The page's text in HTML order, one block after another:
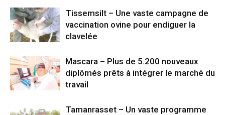
Tissemsilt – Une vaste campagne de
vaccination ovine pour endiguer la
clavelée
Mascara – Plus de 5.200 nouveaux
diplômés prêts à intégrer le marché du
travail
Tamanrasset – Un vaste programme